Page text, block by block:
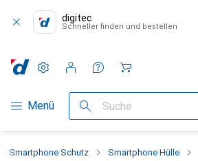
digitec
Schneller finden und bestellen
Navigation nach Kategorien
Menü Suche
Einstellungen
Kundenkonto
Vergleichslisten
Merklisten
Warenkorb
Smartphone Schutz Smartphone Hülle